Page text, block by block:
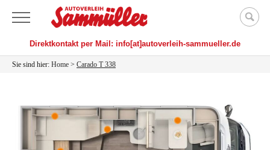
Direktkontakt per Mail: info[at]autoverleih-sammueller.de
Sie sind hier: Home > Carado T 338